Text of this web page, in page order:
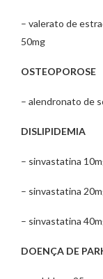
– valerato de
50mg
OSTEOPOROSE
– alendronato de
DISLIPIDEMIA
– sinvastatina
– sinvastatina
– sinvastatina
DOENÇA DE